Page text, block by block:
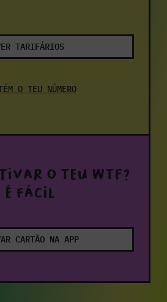
TARIFÁRIOS
O TEU NÚMERO
o teu WTF?
É fácil
CARTÃO NA APP